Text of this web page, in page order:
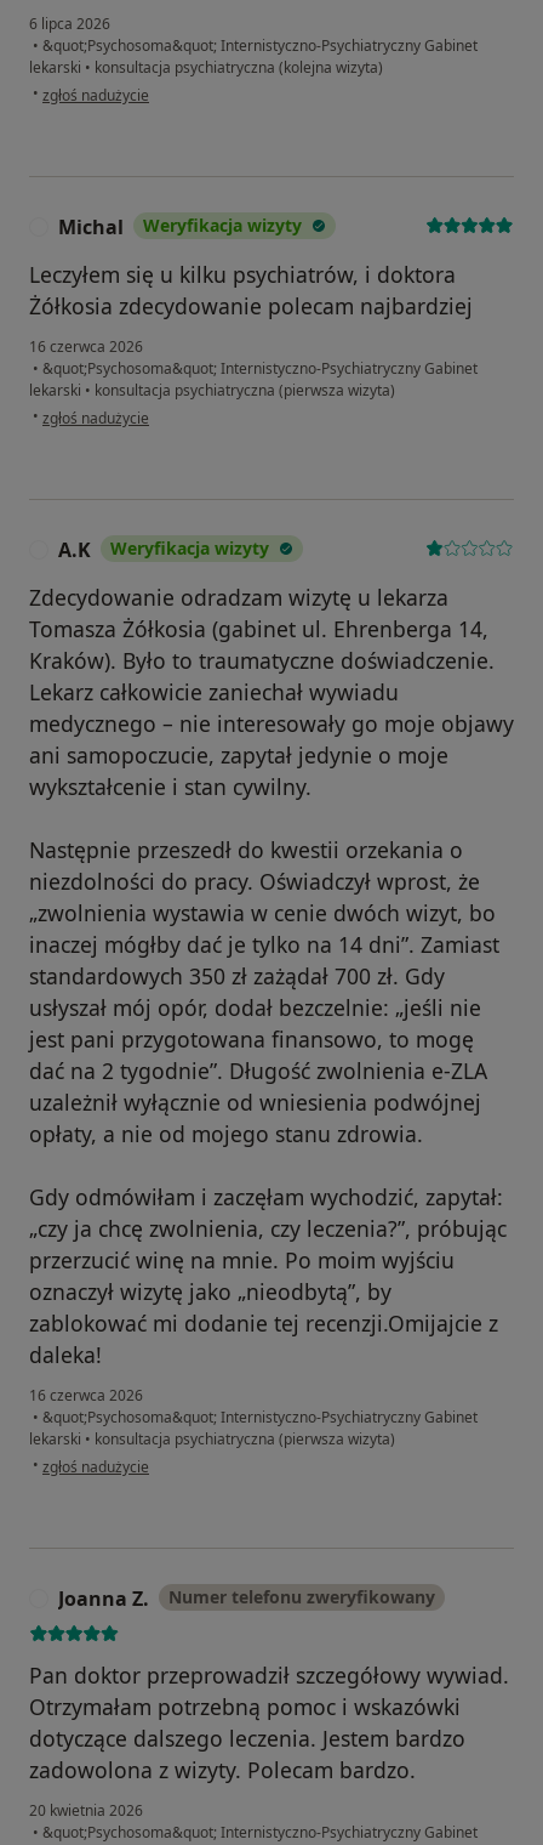
6 lipca 2026
• &quot;Psychosoma&quot; Internistyczno-Psychiatryczny Gabinet
lekarski • konsultacja psychiatryczna (kolejna wizyta)
• w opinii użytkownika Johan
zgłoś nadużycie
Michal Weryfikacja wizyty
Leczyłem się u kilku psychiatrów, i doktora
Żółkosia zdecydowanie polecam najbardziej
16 czerwca 2026
• &quot;Psychosoma&quot; Internistyczno-Psychiatryczny Gabinet
lekarski • konsultacja psychiatryczna (pierwsza wizyta)
• w opinii użytkownika Michal
zgłoś nadużycie
A.K Weryfikacja wizyty
Zdecydowanie odradzam wizytę u lekarza
Tomasza Żółkosia (gabinet ul. Ehrenberga 14,
Kraków). Było to traumatyczne doświadczenie.
Lekarz całkowicie zaniechał wywiadu
medycznego – nie interesowały go moje objawy
ani samopoczucie, zapytał jedynie o moje
wykształcenie i stan cywilny.
Następnie przeszedł do kwestii orzekania o
niezdolności do pracy. Oświadczył wprost, że
„zwolnienia wystawia w cenie dwóch wizyt, bo
inaczej mógłby dać je tylko na 14 dni”. Zamiast
standardowych 350 zł zażądał 700 zł. Gdy
usłyszał mój opór, dodał bezczelnie: „jeśli nie
jest pani przygotowana finansowo, to mogę
dać na 2 tygodnie”. Długość zwolnienia e-ZLA
uzależnił wyłącznie od wniesienia podwójnej
opłaty, a nie od mojego stanu zdrowia.
Gdy odmówiłam i zaczęłam wychodzić, zapytał:
„czy ja chcę zwolnienia, czy leczenia?”, próbując
przerzucić winę na mnie. Po moim wyjściu
oznaczył wizytę jako „nieodbytą”, by
zablokować mi dodanie tej recenzji.Omijajcie z
daleka!
16 czerwca 2026
• &quot;Psychosoma&quot; Internistyczno-Psychiatryczny Gabinet
lekarski • konsultacja psychiatryczna (pierwsza wizyta)
• w opinii użytkownika A.K
zgłoś nadużycie
Joanna Z. Numer telefonu zweryfikowany
Pan doktor przeprowadził szczegółowy wywiad.
Otrzymałam potrzebną pomoc i wskazówki
dotyczące dalszego leczenia. Jestem bardzo
zadowolona z wizyty. Polecam bardzo.
20 kwietnia 2026
• &quot;Psychosoma&quot; Internistyczno-Psychiatryczny Gabinet